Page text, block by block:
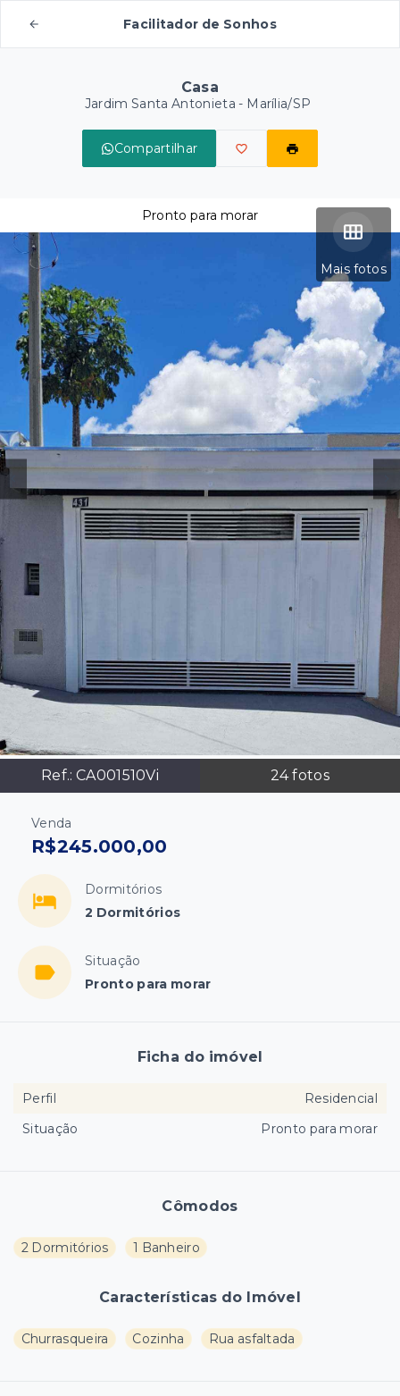
Facilitador de Sonhos
Casa
Jardim Santa Antonieta - Marília/SP
Compartilhar
Mais fotos
Ref.:CA001510Vi 24fotos
Pronto para morar
Venda
R$245.000,00
Dormitórios
2 Dormitórios
Situação
Pronto para morar
Cômodos
2 Dormitórios 1 Banheiro
Características do Imóvel
Churrasqueira Cozinha Rua asfaltada
Ficha do imóvel
Perfil
Residencial
Situação
Pronto para morar